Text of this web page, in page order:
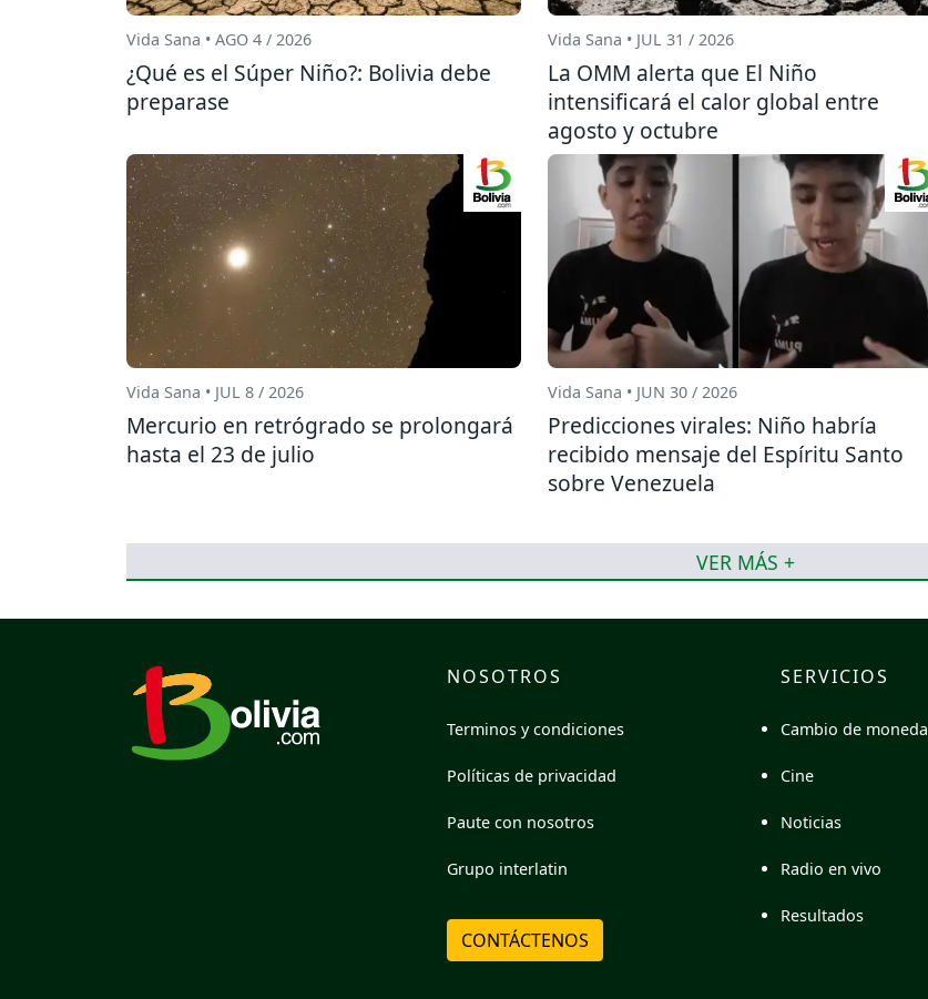
Vida Sana • AGO 4 / 2026
¿Qué es el Súper Niño?: Bolivia debe
preparase
Vida Sana • JUL 31 / 2026
La OMM alerta que El Niño
intensificará el calor global entre
agosto y octubre
Vida Sana • JUL 8 / 2026
Mercurio en retrógrado se prolongará
hasta el 23 de julio
Vida Sana • JUN 30 / 2026
Predicciones virales: Niño habría
recibido mensaje del Espíritu Santo
sobre Venezuela
VER MÁS +
NOSOTROS
Terminos y condiciones
Políticas de privacidad
Paute con nosotros
Grupo interlatin
CONTÁCTENOS
SERVICIOS
Cambio de moneda
Cine
Noticias
Radio en vivo
Resultados